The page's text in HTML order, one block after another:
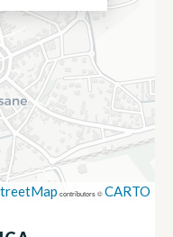
contributors ©CARTO